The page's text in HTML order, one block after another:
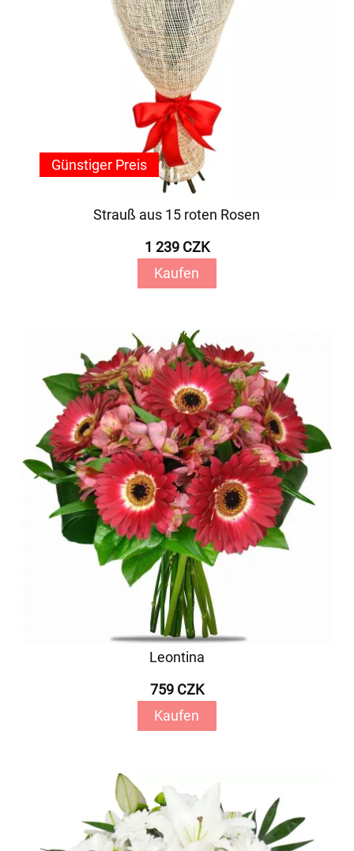
Strauß aus 15 roten Rosen
1 239 CZK
Kaufen
Günstiger Preis
Leontina
759 CZK
Kaufen